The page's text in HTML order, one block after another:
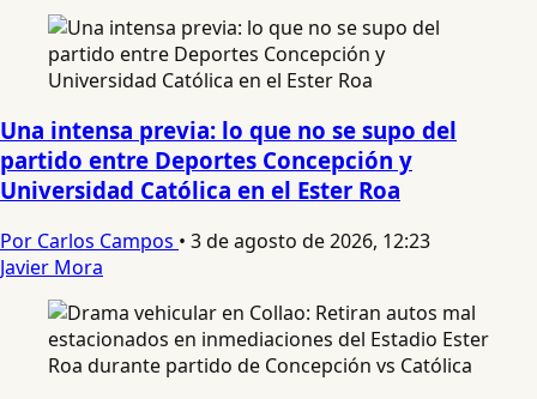
Una intensa previa: lo que no se supo del
partido entre Deportes Concepción y
Universidad Católica en el Ester Roa
Por Carlos Campos • 3 de agosto de 2026, 12:23
Javier Mora